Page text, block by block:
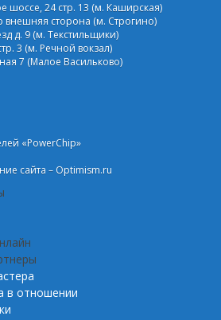
шоссе, 24 стр. 13 (м. Каширская)
внешняя сторона (м. Строгино)
д. 9 (м. Текстильщики)
3 (м. Речной вокзал)
7 (Малое Васильково)
«PowerChip»
сайта – Optimism.ru
в отношении